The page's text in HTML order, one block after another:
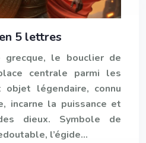
5 lettres
grecque, le bouclier de
centrale parmi les
légendaire, connu
incarne la puissance et
dieux. Symbole de
l’égide…